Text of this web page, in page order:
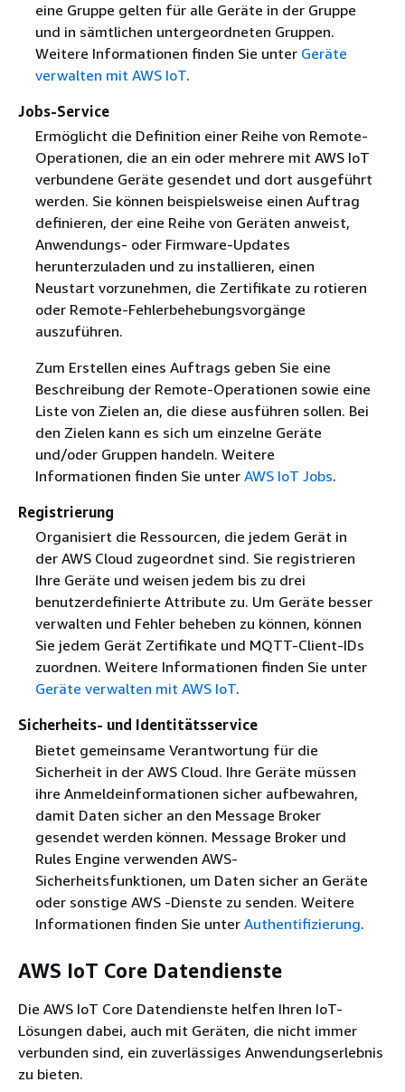
eine Gruppe gelten für alle Geräte in der Gruppe
und in sämtlichen untergeordneten Gruppen.
Weitere Informationen finden Sie unter Geräte
verwalten mit AWS IoT.
Jobs-Service
Ermöglicht die Definition einer Reihe von Remote-
Operationen, die an ein oder mehrere mit AWS IoT
verbundene Geräte gesendet und dort ausgeführt
werden. Sie können beispielsweise einen Auftrag
definieren, der eine Reihe von Geräten anweist,
Anwendungs- oder Firmware-Updates
herunterzuladen und zu installieren, einen
Neustart vorzunehmen, die Zertifikate zu rotieren
oder Remote-Fehlerbehebungsvorgänge
auszuführen.
Zum Erstellen eines Auftrags geben Sie eine
Beschreibung der Remote-Operationen sowie eine
Liste von Zielen an, die diese ausführen sollen. Bei
den Zielen kann es sich um einzelne Geräte
und/oder Gruppen handeln. Weitere
Informationen finden Sie unter AWS IoT Jobs.
Registrierung
Organisiert die Ressourcen, die jedem Gerät in
der AWS Cloud zugeordnet sind. Sie registrieren
Ihre Geräte und weisen jedem bis zu drei
benutzerdefinierte Attribute zu. Um Geräte besser
verwalten und Fehler beheben zu können, können
Sie jedem Gerät Zertifikate und MQTT-Client-IDs
zuordnen. Weitere Informationen finden Sie unter
Geräte verwalten mit AWS IoT.
Sicherheits- und Identitätsservice
Bietet gemeinsame Verantwortung für die
Sicherheit in der AWS Cloud. Ihre Geräte müssen
ihre Anmeldeinformationen sicher aufbewahren,
damit Daten sicher an den Message Broker
gesendet werden können. Message Broker und
Rules Engine verwenden AWS-
Sicherheitsfunktionen, um Daten sicher an Geräte
oder sonstige AWS -Dienste zu senden. Weitere
Informationen finden Sie unter Authentifizierung.
AWS IoT Core Datendienste
Die AWS IoT Core Datendienste helfen Ihren IoT-
Lösungen dabei, auch mit Geräten, die nicht immer
verbunden sind, ein zuverlässiges Anwendungserlebnis
zu bieten.